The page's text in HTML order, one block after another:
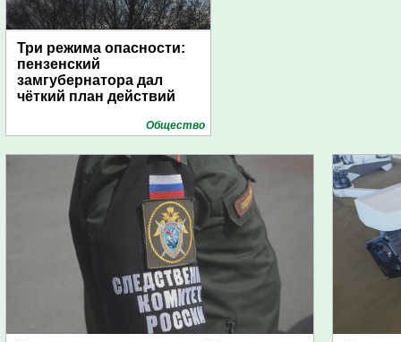
Три режима опасности:
пензенский
замгубернатора дал
чёткий план действий
Общество